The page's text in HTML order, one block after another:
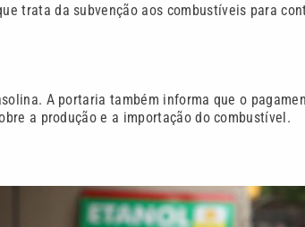
trata da subvenção aos combustíveis para
A portaria também informa que o
a produção e a importação do combustível.